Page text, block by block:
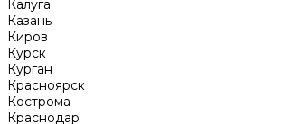
Калуга
Казань
Киров
Курск
Курган
Красноярск
Кострома
Краснодар